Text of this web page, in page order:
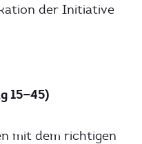
der Initiative
15—45)
mit dem richtigen